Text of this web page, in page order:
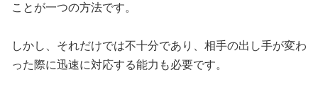
ことが一つの方法です。
しかし、それだけでは不十分であり、相手の出し手が変わ
った際に迅速に対応する能力も必要です。